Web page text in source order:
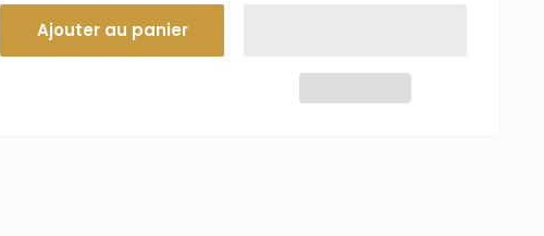
Ajouter au panier